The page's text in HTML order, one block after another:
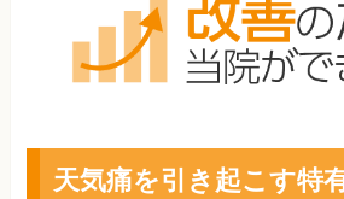
天気痛を引き起こす特